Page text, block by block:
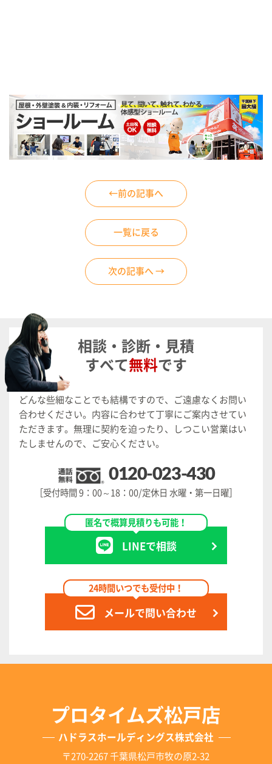
←前の記事へ
一覧に戻る
次の記事へ →
相談・診断・見積
すべて無料です
どんな些細なことでも結構ですので、ご遠慮なくお問い
合わせください。 内容に合わせて丁寧にご案内させてい
ただきます。 無理に契約を迫ったり、しつこい営業はい
たしませんので、ご安心ください。
0120-023-430
［受付時間 9：00～18：00/定休日 水曜・第一日曜］
匿名で概算見積りも可能！
LINEで相談
24時間いつでも受付中！
メールで問い合わせ
プロタイムズ松戸店
ハドラスホールディングス株式会社
〒270-2267 千葉県松戸市牧の原2-32